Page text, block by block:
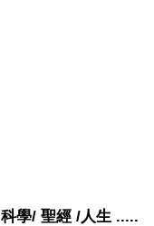
科學/ 聖經 /人生 .....